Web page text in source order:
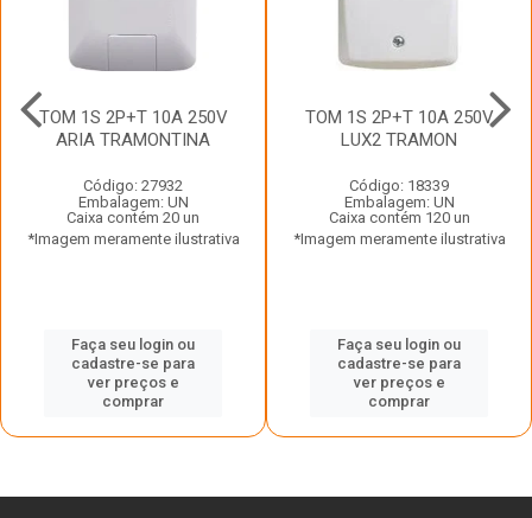
TOM 1S 2P+T 10A 250V
ARIA TRAMONTINA
Código: 27932
Embalagem: UN
Caixa contém 20 un
*Imagem meramente ilustrativa
Faça seu login ou
cadastre-se para
ver preços e
comprar
TOM 1S 2P+T 10A 250V
LUX2 TRAMON
Código: 18339
Embalagem: UN
Caixa contém 120 un
*Imagem meramente ilustrativa
Faça seu login ou
cadastre-se para
ver preços e
comprar